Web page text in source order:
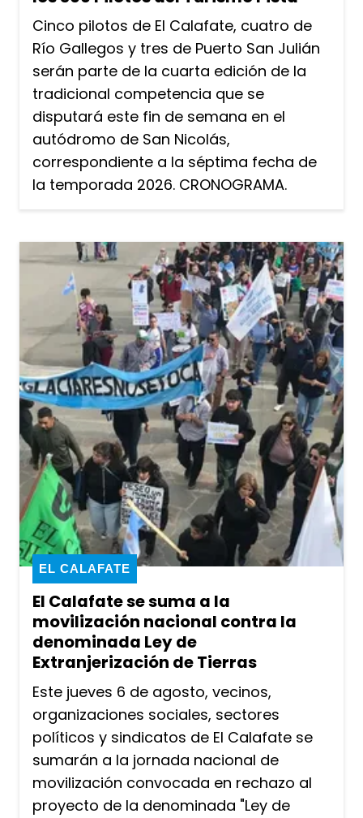
Cinco pilotos de El Calafate, cuatro de
Río Gallegos y tres de Puerto San Julián
serán parte de la cuarta edición de la
tradicional competencia que se
disputará este fin de semana en el
autódromo de San Nicolás,
correspondiente a la séptima fecha de
la temporada 2026. CRONOGRAMA.
El Calafate se suma a la
movilización nacional contra la
denominada Ley de
Extranjerización de Tierras
EL CALAFATE
Este jueves 6 de agosto, vecinos,
organizaciones sociales, sectores
políticos y sindicatos de El Calafate se
sumarán a la jornada nacional de
movilización convocada en rechazo al
proyecto de la denominada "Ley de